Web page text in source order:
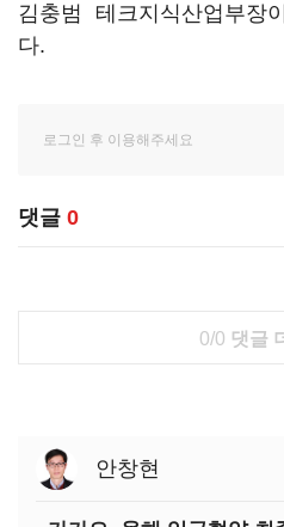
김충범 테크지식산업부장
다.
댓글 0
0/0 댓글
안창현